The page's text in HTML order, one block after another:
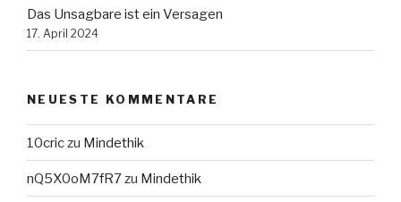
Das Unsagbare ist ein Versagen
17. April 2024
NEUESTE KOMMENTARE
10criczu Mindethik
nQ5X0oM7fR7zu Mindethik